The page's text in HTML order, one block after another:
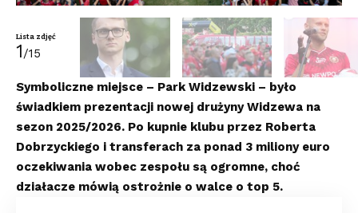
Lista zdjęć
1/15
Symboliczne miejsce – Park Widzewski – było
świadkiem prezentacji nowej drużyny Widzewa na
sezon 2025/2026. Po kupnie klubu przez Roberta
Dobrzyckiego i transferach za ponad 3 miliony euro
oczekiwania wobec zespołu są ogromne, choć
działacze mówią ostrożnie o walce o top 5.